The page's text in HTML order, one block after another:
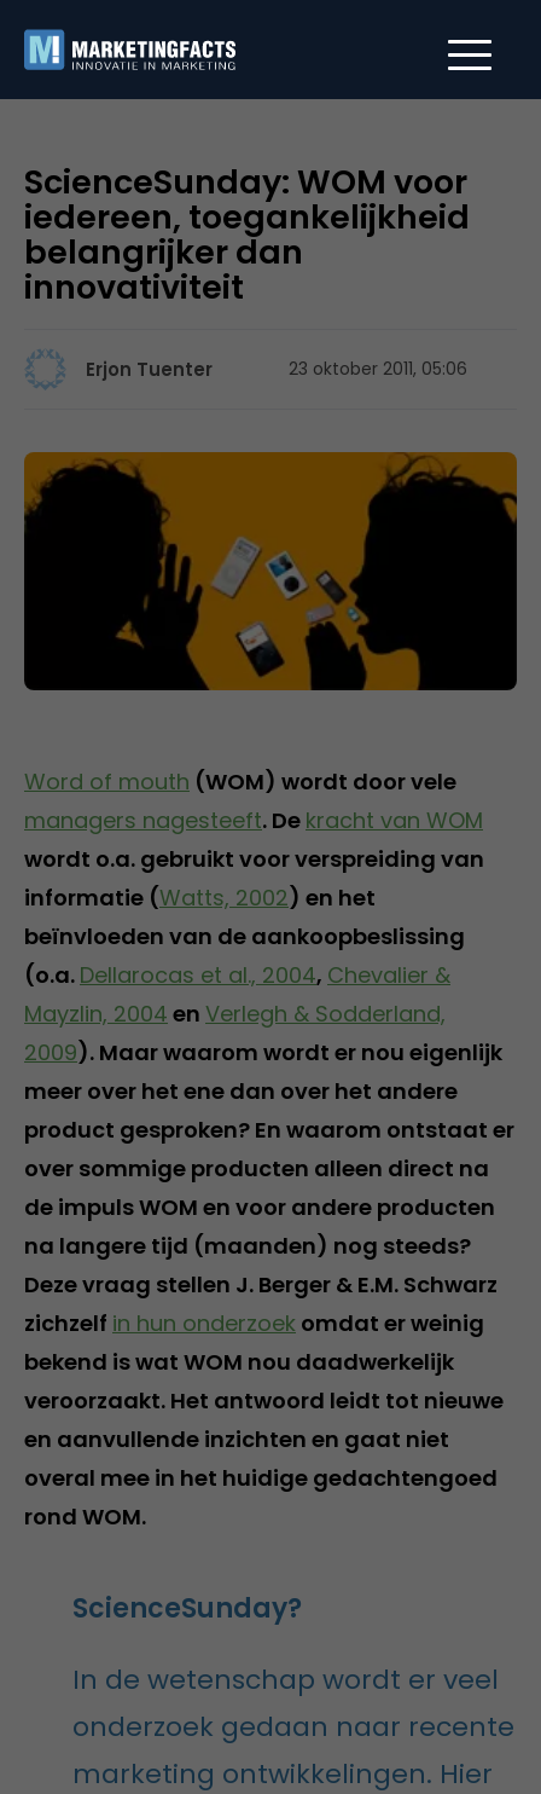
ScienceSunday: WOM voor
iedereen, toegankelijkheid
belangrijker dan
innovativiteit
Erjon Tuenter 23 oktober 2011, 05:06
Word of mouth (WOM) wordt door vele
managers nagesteeft. De kracht van WOM
wordt o.a. gebruikt voor verspreiding van
informatie (Watts, 2002) en het
beïnvloeden van de aankoopbeslissing
(o.a. Dellarocas et al., 2004, Chevalier &
Mayzlin, 2004 en Verlegh & Sodderland,
2009). Maar waarom wordt er nou eigenlijk
meer over het ene dan over het andere
product gesproken? En waarom ontstaat er
over sommige producten alleen direct na
de impuls WOM en voor andere producten
na langere tijd (maanden) nog steeds?
Deze vraag stellen J. Berger & E.M. Schwarz
zichzelf in hun onderzoek omdat er weinig
bekend is wat WOM nou daadwerkelijk
veroorzaakt. Het antwoord leidt tot nieuwe
en aanvullende inzichten en gaat niet
overal mee in het huidige gedachtengoed
rond WOM.
ScienceSunday?
In de wetenschap wordt er veel
onderzoek gedaan naar recente
marketing ontwikkelingen. Hier